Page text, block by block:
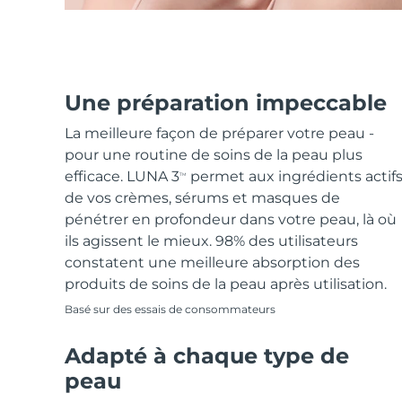
Une préparation impeccable
La meilleure façon de préparer votre peau -
pour une routine de soins de la peau plus
efficace. LUNA 3TM
permet aux ingrédients actifs
de vos crèmes, sérums et masques de
pénétrer en profondeur dans votre peau, là où
ils agissent le mieux. 98% des utilisateurs
constatent une meilleure absorption des
produits de soins de la peau après utilisation.
Basé sur des essais de consommateurs
Adapté à chaque type de
peau